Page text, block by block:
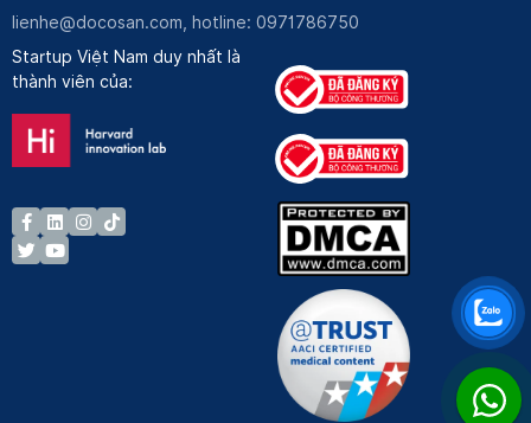
lienhe@docosan.com , hotline: 0971786750
Startup Việt Nam duy nhất là
thành viên của: